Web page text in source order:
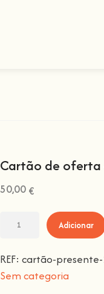
Cartão de
50,00 €
Adicionar
REF: cartão-
Sem categoria